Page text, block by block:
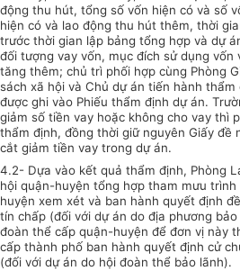
động thu hút, tổng số vốn hiện có và số
hiện có và lao động thu hút thêm, thời
trước thời gian lập bảng tổng hợp và dự
đối tượng vay vốn, mục đích sử dụng
tăng thêm; chủ trì phối hợp cùng Phòng
sách xã hội và Chủ dự án tiến hành
được ghi vào Phiếu thẩm định dự án.
giảm số tiền vay hoặc không cho vay thì
thẩm định, đồng thời giữ nguyên Giấy đề
cắt giảm tiền vay trong dự án.
4.2- Dựa vào kết quả thẩm định, Phòng
hội quận-huyện tổng hợp tham mưu
huyện xem xét và ban hành quyết định
tín chấp (đối với dự án do địa phương
đoàn thể cấp quận-huyện để đơn vị này
cấp thành phố ban hành quyết định cử
(đối với dự án do hội đoàn thể bảo lãnh).